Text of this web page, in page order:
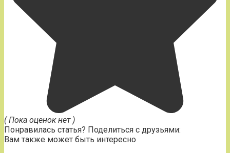
( Пока оценок нет )
Понравилась статья? Поделиться с друзьями:
Вам также может быть интересно